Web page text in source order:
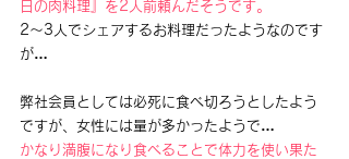
日の肉料理』を2人前頼んだそうです。
2～3人でシェアするお料理だったようなのです
が…
弊社会員としては必死に食べ切ろうとしたよう
ですが、女性には量が多かったようで…
かなり満腹になり食べることで体力を使い果た